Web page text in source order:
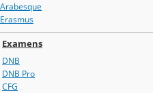
Arabesque
Erasmus
Examens
DNB
DNB Pro
CFG